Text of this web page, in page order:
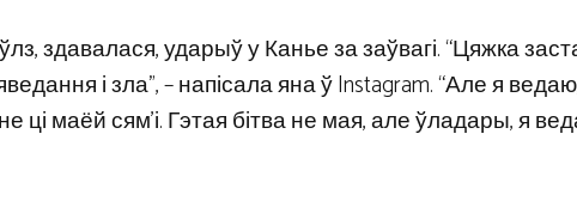
здавалася, ударыў у Канье за ​​заўвагі. “Цяжка
і зла”, – напісала яна ў Instagram. “Але я
ці маёй сям’і. Гэтая бітва не мая, але ўладары, я